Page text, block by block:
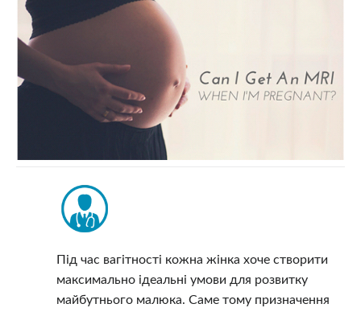
Під час вагітності кожна жінка хоче створити
максимально ідеальні умови для розвитку
майбутнього малюка. Саме тому призначення